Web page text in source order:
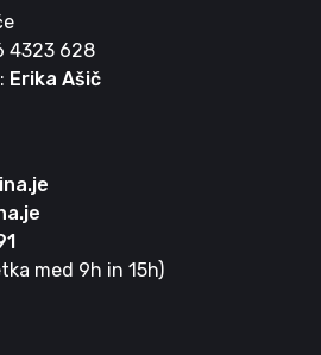
4323 628
Erika Ašič
med 9h in 15h)